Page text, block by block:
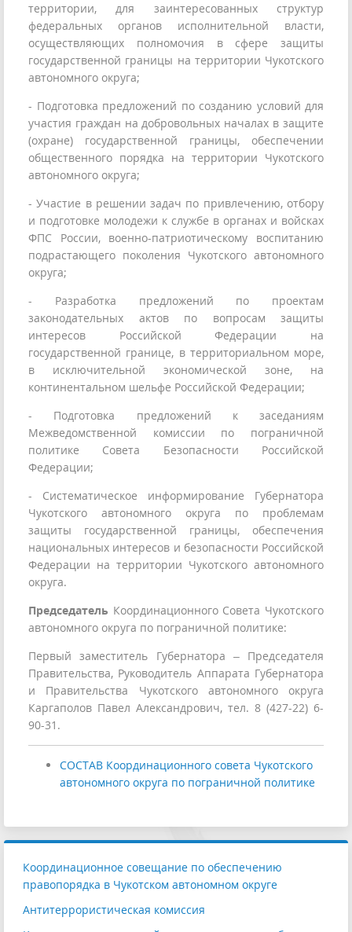
территории, для заинтересованных структур
федеральных органов исполнительной власти,
осуществляющих полномочия в сфере защиты
государственной границы на территории Чукотского
автономного округа;
- Подготовка предложений по созданию условий для
участия граждан на добровольных началах в защите
(охране) государственной границы, обеспечении
общественного порядка на территории Чукотского
автономного округа;
- Участие в решении задач по привлечению, отбору
и подготовке молодежи к службе в органах и войсках
ФПС России, военно-патриотическому воспитанию
подрастающего поколения Чукотского автономного
округа;
- Разработка предложений по проектам
законодательных актов по вопросам защиты
интересов Российской Федерации на
государственной границе, в территориальном море,
в исключительной экономической зоне, на
континентальном шельфе Российской Федерации;
- Подготовка предложений к заседаниям
Межведомственной комиссии по пограничной
политике Совета Безопасности Российской
Федерации;
- Систематическое информирование Губернатора
Чукотского автономного округа по проблемам
защиты государственной границы, обеспечения
национальных интересов и безопасности Российской
Федерации на территории Чукотского автономного
округа.
Председатель Координационного Совета Чукотского
автономного округа по пограничной политике:
Первый заместитель Губернатора – Председателя
Правительства, Руководитель Аппарата Губернатора
и Правительства Чукотского автономного округа
Каргаполов Павел Александрович, тел. 8 (427-22) 6-
90-31.
СОСТАВ Координационного совета Чукотского
автономного округа по пограничной политике
Координационное совещание по обеспечению
правопорядка в Чукотском автономном округе
Антитеррористическая комиссия